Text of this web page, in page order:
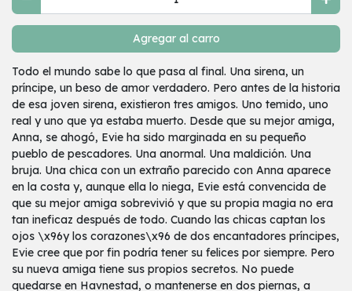
Agregar al carro
Todo el mundo sabe lo que pasa al final. Una sirena, un
príncipe, un beso de amor verdadero. Pero antes de la historia
de esa joven sirena, existieron tres amigos. Uno temido, uno
real y uno que ya estaba muerto. Desde que su mejor amiga,
Anna, se ahogó, Evie ha sido marginada en su pequeño
pueblo de pescadores. Una anormal. Una maldición. Una
bruja. Una chica con un extraño parecido con Anna aparece
en la costa y, aunque ella lo niega, Evie está convencida de
que su mejor amiga sobrevivió y que su propia magia no era
tan ineficaz después de todo. Cuando las chicas captan los
ojos \x96y los corazones\x96 de dos encantadores príncipes,
Evie cree que por fin podría tener su felices por siempre. Pero
su nueva amiga tiene sus propios secretos. No puede
quedarse en Havnestad, o mantenerse en dos piernas, a